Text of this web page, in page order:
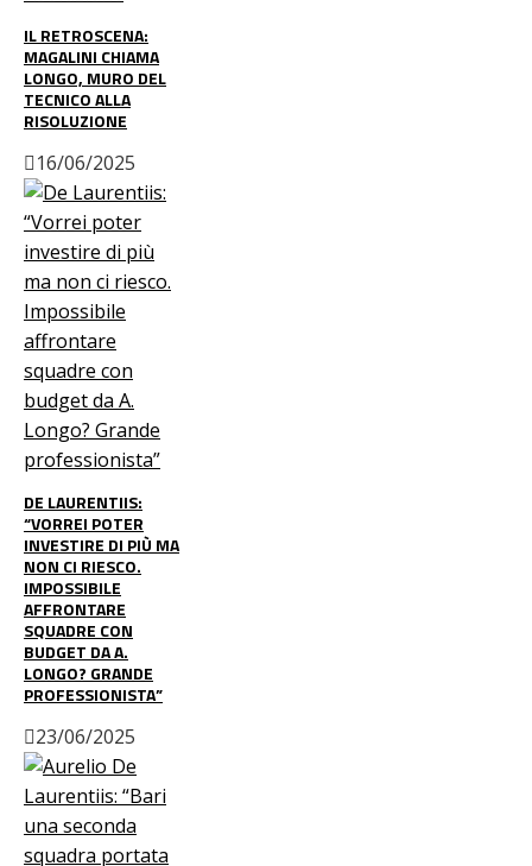
IL RETROSCENA:
MAGALINI CHIAMA
LONGO, MURO DEL
TECNICO ALLA
RISOLUZIONE
16/06/2025
DE LAURENTIIS:
“VORREI POTER
INVESTIRE DI PIÙ MA
NON CI RIESCO.
IMPOSSIBILE
AFFRONTARE
SQUADRE CON
BUDGET DA A.
LONGO? GRANDE
PROFESSIONISTA”
23/06/2025